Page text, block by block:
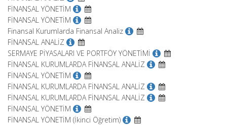
FİNANSAL YÖNETİM
FİNANSAL YÖNETİM
Finansal Kurumlarda Finansal Analiz
FİNANSAL ANALİZ
SERMAYE PİYASALARI VE PORTFÖY YÖNETİMİ
FİNANSAL KURUMLARDA FİNANSAL ANALİZ
FİNANSAL YÖNETİM
FİNANSAL KURUMLARDA FİNANSAL ANALİZ
FİNANSAL KURUMLARDA FİNANSAL ANALİZ
FİNANSAL YÖNETİM
FİNANSAL YÖNETİM (İkinci Öğretim)